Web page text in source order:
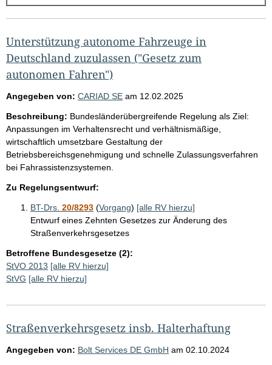
g
e
b
n
i
s
e
p
r
S
e
Unterstützung autonome Fahrzeuge in
Deutschland zuzulassen ("Gesetz zum
autonomen Fahren")
Angegeben von: CARIAD SE am 12.02.2025
Beschreibung: Bundesländerübergreifende Regelung als Ziel:
Anpassungen im Verhaltensrecht und verhältnismäßige,
wirtschaftlich umsetzbare Gestaltung der
Betriebsbereichsgenehmigung und schnelle Zulassungsverfahren
bei Fahrassistenzsystemen.
Zu Regelungsentwurf:
BT-Drs. 20/8293 (Vorgang) [alle RV hierzu]
Entwurf eines Zehnten Gesetzes zur Änderung des
Straßenverkehrsgesetzes
Betroffene Bundesgesetze (2):
StVO 2013 [alle RV hierzu]
StVG [alle RV hierzu]
Straßenverkehrsgesetz insb. Halterhaftung
Angegeben von: Bolt Services DE GmbH am 02.10.2024